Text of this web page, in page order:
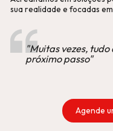
sua realidade e focadas
"Muitas vezes,
próximo passo"
Agende